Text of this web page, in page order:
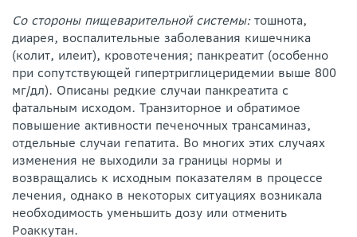
Со стороны пищеварительной системы: тошнота,
диарея, воспалительные заболевания кишечника
(колит, илеит), кровотечения; панкреатит (особенно
при сопутствующей гипертриглицеридемии выше 800
мг/дл). Описаны редкие случаи панкреатита с
фатальным исходом. Транзиторное и обратимое
повышение активности печеночных трансаминаз,
отдельные случаи гепатита. Во многих этих случаях
изменения не выходили за границы нормы и
возвращались к исходным показателям в процессе
лечения, однако в некоторых ситуациях возникала
необходимость уменьшить дозу или отменить
Роаккутан.